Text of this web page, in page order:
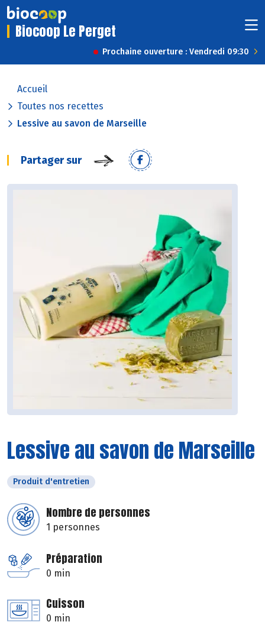
Biocoop Le Perget
Prochaine ouverture : Vendredi 09:30
Accueil
Toutes nos recettes
Lessive au savon de Marseille
Partager sur
Lessive au savon de Marseille
Produit d'entretien
Nombre de personnes
1 personnes
Préparation
0 min
Cuisson
0 min